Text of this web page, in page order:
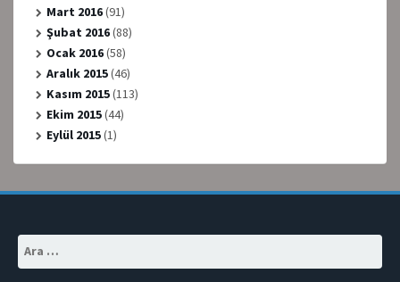
Mart 2016(91)
Şubat 2016(88)
Ocak 2016(58)
Aralık 2015(46)
Kasım 2015(113)
Ekim 2015(44)
Eylül 2015(1)